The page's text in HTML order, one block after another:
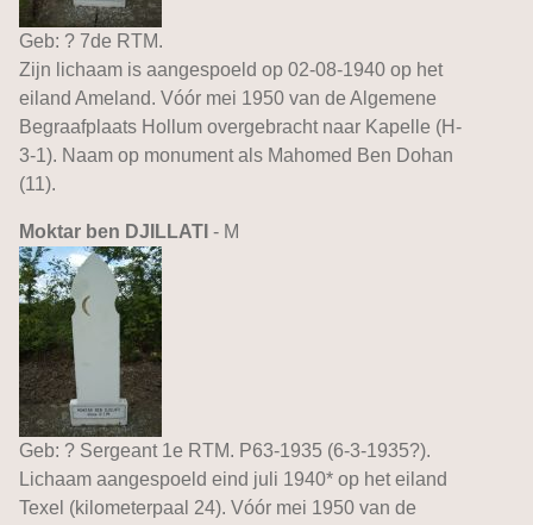
Geb: ? 7de RTM.
Zijn lichaam is aangespoeld op 02-08-1940 op het
eiland Ameland. Vóór mei 1950 van de Algemene
Begraafplaats Hollum overgebracht naar Kapelle (H-
3-1). Naam op monument als Mahomed Ben Dohan
(11).
Moktar ben DJILLATI - M
Geb: ? Sergeant 1e RTM. P63-1935 (6-3-1935?).
Lichaam aangespoeld eind juli 1940* op het eiland
Texel (kilometerpaal 24). Vóór mei 1950 van de